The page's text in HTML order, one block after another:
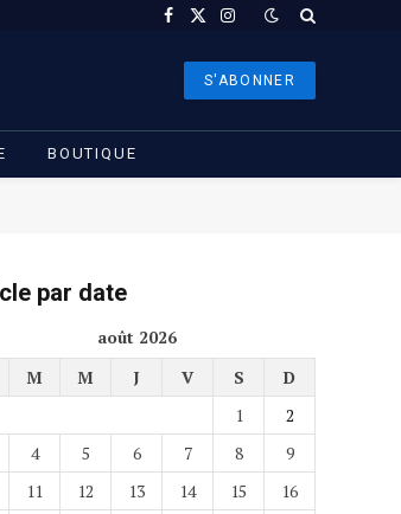
Facebook
X
Instagram
S'ABONNER
BOUTIQUE
par date
août 2026
M M J V S
D
1
2
4 5 6 7 8
9
11 12 13 14 15
16